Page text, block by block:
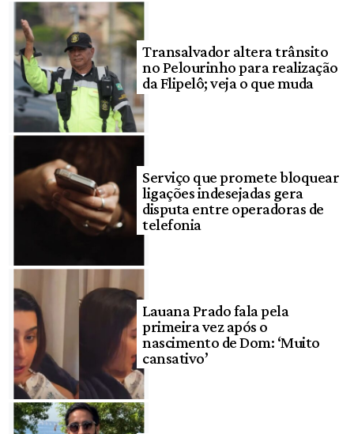
Transalvador altera trânsito
no Pelourinho para realização
da Flipelô; veja o que muda
Serviço que promete bloquear
ligações indesejadas gera
disputa entre operadoras de
telefonia
Lauana Prado fala pela
primeira vez após o
nascimento de Dom: ‘Muito
cansativo’